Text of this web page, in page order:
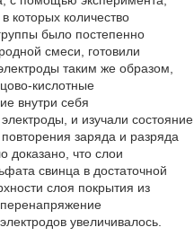
которых количество
было постепенно
смеси, готовили
таким же образом,
кислотные
внутри себя
и изучали состояние
заряда и разряда
доказано, что слои
свинца в достаточной
слоя покрытия из
увеличивалось.